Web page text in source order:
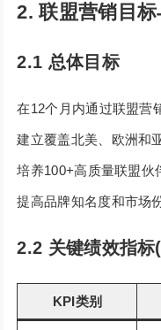
2. 联盟营销目
2.1 总体目标
在12个月内通过联盟营
建立覆盖北美、欧洲和
培养100+高质量联盟伙
提高品牌知名度和市场
2.2 关键绩效指标
KPI类别